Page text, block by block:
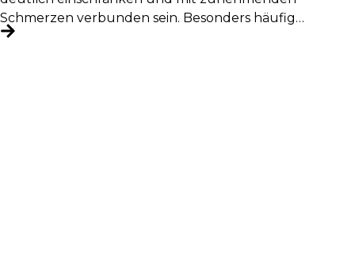
Schmerzen verbunden sein. Besonders häufig
betroffen sind Hüfte, Knie...